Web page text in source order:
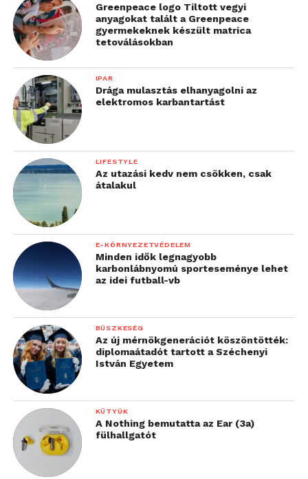
Segítünk berendezni üzletét, keressen minket
elérhetőségeinken!
Felmérjük a kívánt élelmiszerüzlet méreteit, és a
raktár kapacitásunkat, kirakati lehetőségeinket, a
vásárlói körünket, szokásokat és a vásárlói
kapacitást.
Élelmiszer üzletnél a különböző termék áruk
kihelyezése és vevők terelése a legfontosabb
szempont.
A vásárlói útvonal pontos megtervezése az üzletbe
belépés és kilépés folyamata elsődleges szempont.
Az üzletbe lépéskor a kosarak, a nagyobb bevásárló
kocsik könnyű megtalálása a vevőnek, az első
benyomása.
Greenpeace logo Tiltott vegyi
anyagokat talált a Greenpeace
gyermekeknek készült matrica
tetoválásokban
IPAR
Drága mulasztás elhanyagolni az
elektromos karbantartást
LIFESTYLE
Az utazási kedv nem csökken, csak
átalakul
E-KÖRNYEZETVÉDELEM
Minden idők legnagyobb
karbonlábnyomú sporteseménye lehet
az idei futball-vb
BÜSZKESÉG
Az új mérnökgenerációt köszöntötték:
diplomaátadót tartott a Széchenyi
István Egyetem
KÜTYÜK
A Nothing bemutatta az Ear (3a)
fülhallgatót